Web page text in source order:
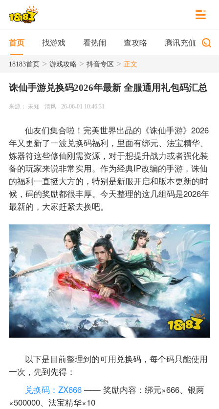
首页 找游戏 看热闹 查攻略 腾讯充值
18183首页> 游戏攻略 > 抖音专区> 正文
诛仙手游兑换码2026年最新 全服通用礼包码汇总
来源： 未知 清风 26-06-01 10:46:31
仙友们集合啦！完美世界出品的《诛仙手游》2026
年又更新了一波兑换码福利，里面有绑元、法宝精华、
炼器符这些修仙刚需资源，对于想提升战力或者强化装
备的玩家来说非常实用。作为经典IP改编的手游，诛仙
的福利一直挺大方的，特别是新服开启和版本更新的时
候，码的奖励都很丰厚。今天整理的这几组码是2026年
最新的，大家赶紧去换吧。
以下是目前整理到的可用兑换码，每个码只能使用
一次，先到先得：
兑换码：ZX666 —— 奖励内容：绑元×666、银两
×500000、法宝精华×10